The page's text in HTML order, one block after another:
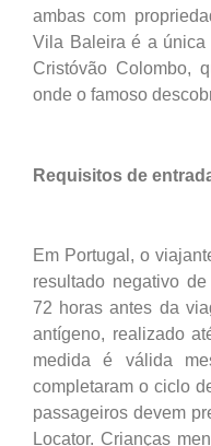
ambas com
Vila Baleira é a única
Cristóvão Colombo,
onde o famoso
Requisitos de
Em Portugal, o
resultado negativo
72 horas antes da
antígeno, realizado
medida é válida
completaram o ciclo
passageiros devem
Locator. Crianças